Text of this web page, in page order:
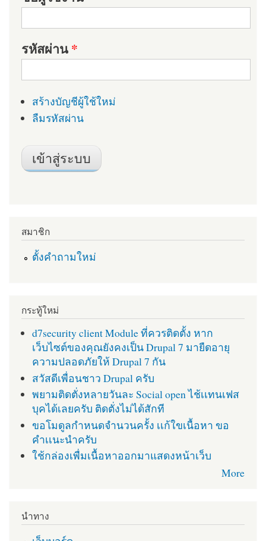
รหัสผ่าน*
สร้างบัญชีผู้ใช้ใหม่
ลืมรหัสผ่าน
สมาชิก
ตั้งคำถามใหม่
กระทู้ใหม่
d7security client Module ที่ควรติดตั้ง หาก
เว็บไซต์ของคุณยังคงเป็น Drupal 7 มายืดอายุ
ความปลอดภัยให้ Drupal 7 กัน
สวัสดีเพื่อนชาว Drupal ครับ
พยามติดตั่งหลายวันละ Social open ไช้เเทนเฟส
บุคได้เลยครับ ติดตั่งไม่ได้สักที
ขอโมดูลกำหนดจำนวนครั้ง เเก้ใขเนื้อหา ขอ
คำเเนะนำครับ
ใช้กล่องเพื่มเนื้อหาออกมาแสดงหน้าเว็บ
More
นำทาง